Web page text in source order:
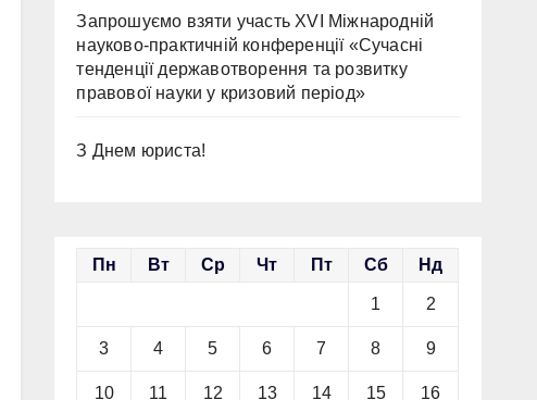
Запрошуємо взяти участь ХVІ Міжнародній
науково-практичній конференції «Сучасні
тенденції державотворення та розвитку
правової науки у кризовий період»
З Днем юриста!
Пн Вт Ср Чт Пт Сб Нд
1 2
3 4 5 6 7 8 9
10 11 12 13 14 15 16